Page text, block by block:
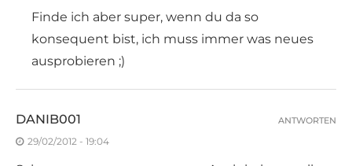
Finde ich aber super, wenn du da so
konsequent bist, ich muss immer was neues
ausprobieren ;)
DANIB001
29/02/2012 - 19:04
ANTWORTEN